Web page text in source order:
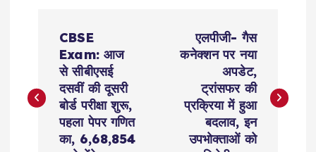
s
CBSE
Exam: आज
से सीबीएसई
दसवीं की दूसरी
बोर्ड परीक्षा शुरू,
पहला पेपर गणित
का, 6,68,854
एलपीजी- गैस
कनेक्शन पर नया
अपडेट,
ट्रांसफर की
प्रक्रिया में हुआ
बदलाव, इन
उपभोक्ताओं को